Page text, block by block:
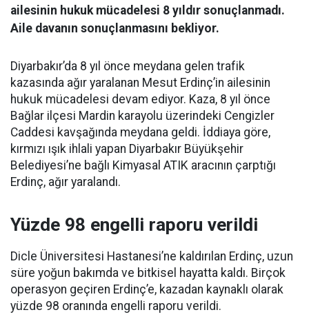
ailesinin hukuk mücadelesi 8 yıldır sonuçlanmadı.
Aile davanın sonuçlanmasını bekliyor.
Diyarbakır’da 8 yıl önce meydana gelen trafik
kazasında ağır yaralanan Mesut Erdinç’in ailesinin
hukuk mücadelesi devam ediyor. Kaza, 8 yıl önce
Bağlar ilçesi Mardin karayolu üzerindeki Cengizler
Caddesi kavşağında meydana geldi. İddiaya göre,
kırmızı ışık ihlali yapan Diyarbakır Büyükşehir
Belediyesi’ne bağlı Kimyasal ATIK aracının çarptığı
Erdinç, ağır yaralandı.
Yüzde 98 engelli raporu verildi
Dicle Üniversitesi Hastanesi’ne kaldırılan Erdinç, uzun
süre yoğun bakımda ve bitkisel hayatta kaldı. Birçok
operasyon geçiren Erdinç’e, kazadan kaynaklı olarak
yüzde 98 oranında engelli raporu verildi.